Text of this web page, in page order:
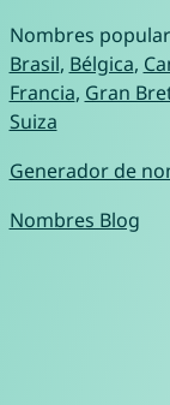
Nombres
Brasil, Bélgica,
Francia, Gran
Suiza
Generador de
Nombres Blog